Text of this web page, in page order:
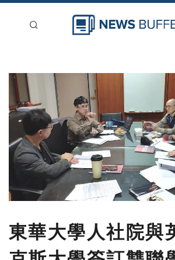
新聞稿分類
登入
刊登
東華大學人社院與